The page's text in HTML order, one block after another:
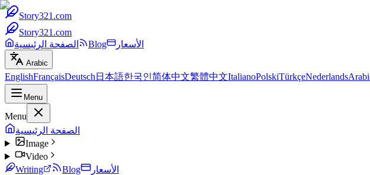
Story321.com
Story321.com
الصفحة الرئيسية
Blog الأسعار
Arabic
EnglishFrançaisDeutsch 日本語한국인简体中文繁體中文ItalianoPolskiTürkçeNederlands
Menu
Menu
الصفحة الرئيسية
Image
Video
Writing
Blog الأسعار